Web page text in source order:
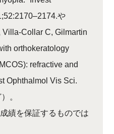
や
Collar C, Gilmartin
orthokeratology
refractive and
Ophthalmol Vis Sci.
。
績を保証するものでは